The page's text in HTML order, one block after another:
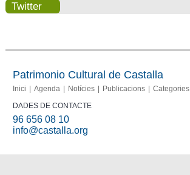
Twitter
Patrimonio Cultural de Castalla
Inici Agenda Notícies Publicacions
Categories
DADES DE CONTACTE
96 656 08 10
info@castalla.org